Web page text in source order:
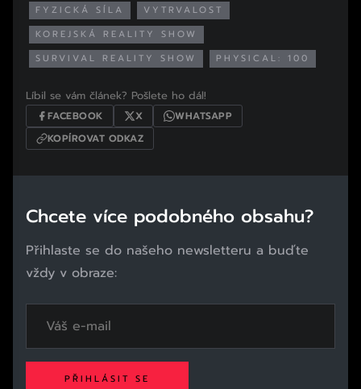
FYZICKÁ SÍLA
VYTRVALOST
KOREJSKÁ REALITY SHOW
SURVIVAL REALITY SHOW
PHYSICAL: 100
Líbil se vám článek? Pošlete ho dál!
FACEBOOK X
WHATSAPP
KOPÍROVAT ODKAZ
Chcete více podobného obsahu?
Přihlaste se do našeho newsletteru a buďte
vždy v obraze:
PŘIHLÁSIT SE